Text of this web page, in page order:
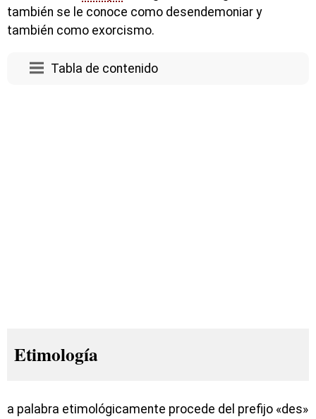
también se le conoce como desendemoniar y
también como exorcismo.
Tabla de contenido
Etimología
a palabra etimológicamente procede del prefijo «des»